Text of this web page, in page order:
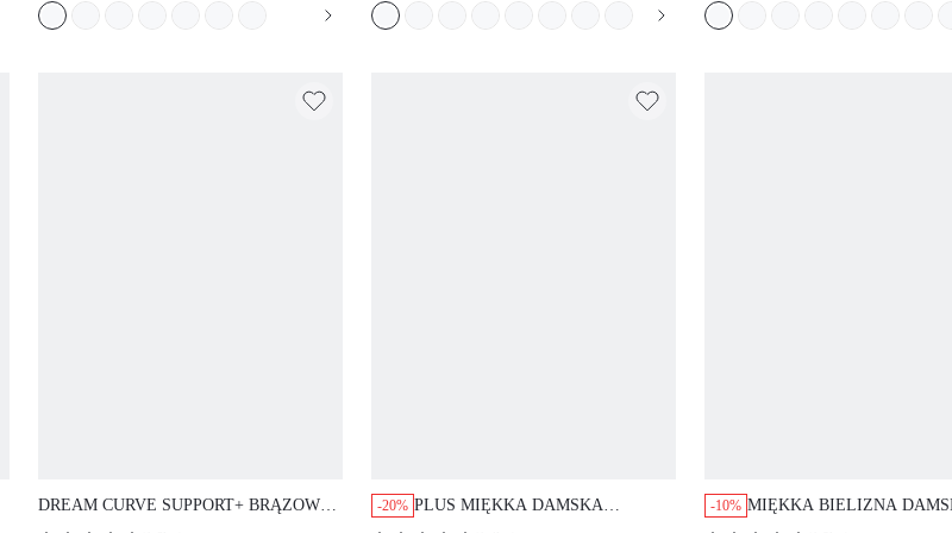
KORONKOWA, ELEGANCKA,
KRYCIEM, WSPIERAJĄCY I
BIELIZNA
DREAM CURVE SUPPORT+ BRĄZOWY
BEZSZWOWY BIUSTONOSZ PUSH-UP
-20% PLUS MIĘKKA DAMSKA
BIELIZNA LOUNGE CURVE,
-10% MIĘKKA BIELIZNA
WYSZCZUPLAJĄCA,